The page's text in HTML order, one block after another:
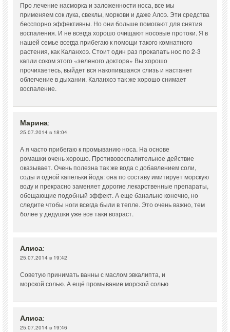
Про лечение насморка и заложенности носа, все мы
применяем сок лука, свеклы, моркови и даже Алоэ. Эти средства
бесспорно эффективны. Но они больше помогают для снятия
воспаления. И не всегда хорошо очищают носовые протоки. Я в
нашей семье всегда прибегаю к помощи такого комнатного
растения, как Каланхоэ. Стоит один раз прокапать нос по 2-3
капли соком этого «зеленого доктора» Вы хорошо
прочихаетесь, выйдет вся накопившаяся слизь и настанет
облегчение в дыхании. Каланхоэ так же хорошо снимает
воспаление.
Марина:
25.07.2014 в 18:04
А я часто прибегаю к промыванию носа. На основе
ромашки очень хорошо. Противовоспалительное действие
оказывает. Очень полезна так же вода с добавлением соли,
соды и одной капельки йода: она по составу имитирует морскую
воду и прекрасно заменяет дорогие лекарственные препараты,
обещающие подобный эффект. А еще банально конечно, но
следите чтобы ноги всегда были в тепле. Это очень важно, тем
более у дедушки уже все таки возраст.
Алиса:
25.07.2014 в 19:42
Советую принимать ванны с маслом эвкалипта, и
морской солью. А ещё промывание морской солью
Алиса:
25.07.2014 в 19:46